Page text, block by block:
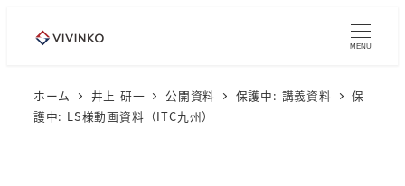
MENU
ホーム 井上 研一 公開資料 保護中: 講義資料
保
護中: LS様動画資料（ITC九州）